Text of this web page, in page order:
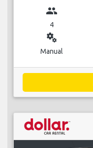
group
4
miscellaneous_services
Manual